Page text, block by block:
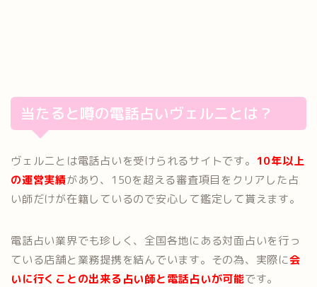
当たると噂の電話占いヴェルニとは？
ヴェルニとは電話占いを受けられるサイトです。 10年以上
の運営実績があり、150を超える審査項目をクリアした占
い師だけが在籍しているので安心して鑑定して貰えます。
電話占い業界でも珍しく、全国各地にある対面占いを行っ
ている店舗と業務提携を結んでいます。その為、実際に会
いに行くことの出来る占い師と電話占いが可能です。